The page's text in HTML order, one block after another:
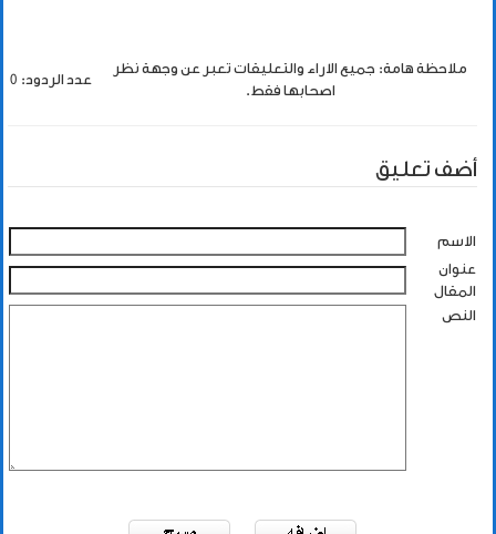
ملاحظة هامة: جميع الاراء والتعليقات تعبر عن وجهة نظر
اصحابها فقط.
عدد الردود: 0
أضف تعليق
الاسم
عنوان
المقال
النص